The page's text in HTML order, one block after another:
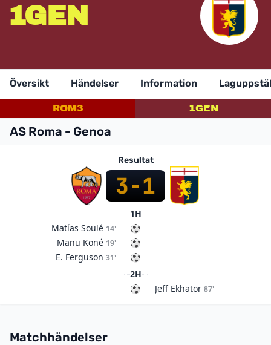
1GEN
Översikt Händelser Information
ROM3 1GEN
AS Roma - Genoa
Resultat
3-1
1H
Matías Soulé 14'
Manu Koné 19'
E. Ferguson 31'
2H
Jeff Ekhator 87'
Matchhändelser